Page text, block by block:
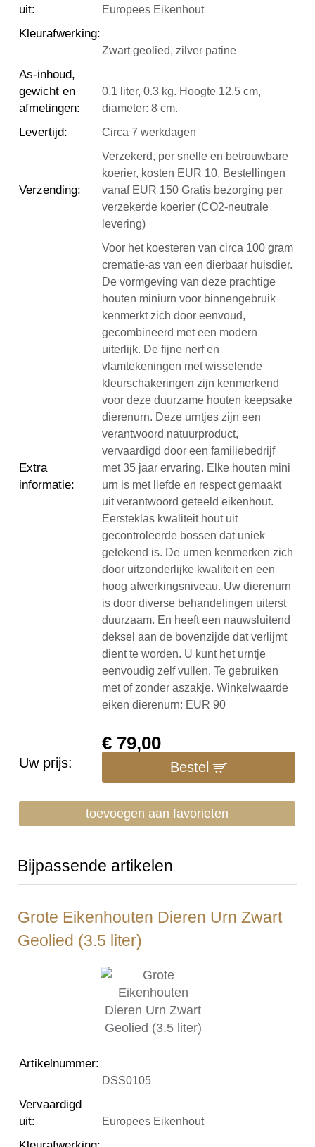
uit: Europees Eikenhout
Kleurafwerking:
Zwart geolied, zilver patine
As-inhoud,
gewicht en
afmetingen:
0.1 liter, 0.3 kg. Hoogte 12.5 cm,
diameter: 8 cm.
Levertijd: Circa 7 werkdagen
Verzending:
Verzekerd, per snelle en betrouwbare
koerier, kosten EUR 10. Bestellingen
vanaf EUR 150 Gratis bezorging per
verzekerde koerier (CO2-neutrale
levering)
Extra
informatie:
Voor het koesteren van circa 100 gram
crematie-as van een dierbaar huisdier.
De vormgeving van deze prachtige
houten miniurn voor binnengebruik
kenmerkt zich door eenvoud,
gecombineerd met een modern
uiterlijk. De fijne nerf en
vlamtekeningen met wisselende
kleurschakeringen zijn kenmerkend
voor deze duurzame houten keepsake
dierenurn. Deze urntjes zijn een
verantwoord natuurproduct,
vervaardigd door een familiebedrijf
met 35 jaar ervaring. Elke houten mini
urn is met liefde en respect gemaakt
uit verantwoord geteeld eikenhout.
Eersteklas kwaliteit hout uit
gecontroleerde bossen dat uniek
getekend is. De urnen kenmerken zich
door uitzonderlijke kwaliteit en een
hoog afwerkingsniveau. Uw dierenurn
is door diverse behandelingen uiterst
duurzaam. En heeft een nauwsluitend
deksel aan de bovenzijde dat verlijmt
dient te worden. U kunt het urntje
eenvoudig zelf vullen. Te gebruiken
met of zonder aszakje. Winkelwaarde
eiken dierenurn: EUR 90
Uw prijs:
€ 79,00
Bestel
toevoegen aan favorieten
Bijpassende artikelen
Grote Eikenhouten Dieren Urn Zwart
Geolied (3.5 liter)
Artikelnummer:
DSS0105
Vervaardigd
uit: Europees Eikenhout